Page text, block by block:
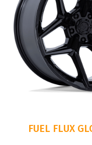
FUEL FLUX